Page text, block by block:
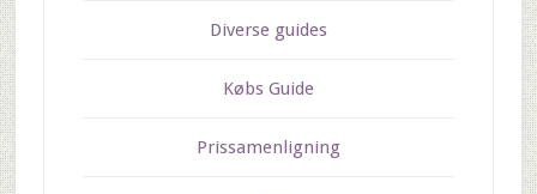
Diverse guides
Købs Guide
Prissamenligning